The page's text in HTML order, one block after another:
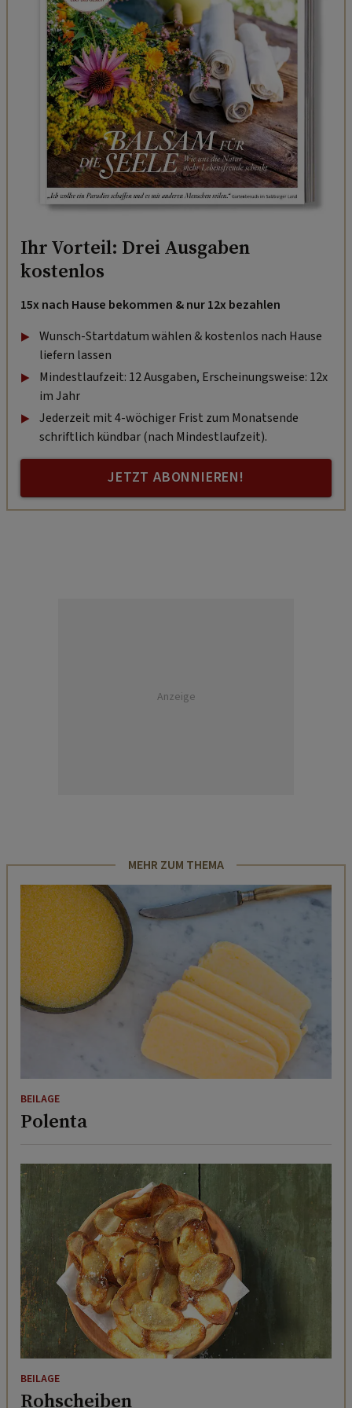
Ihr Vorteil: Drei Ausgaben
kostenlos
15x nach Hause bekommen & nur 12x bezahlen
Wunsch-Startdatum wählen & kostenlos nach Hause
liefern lassen
Mindestlaufzeit: 12 Ausgaben, Erscheinungsweise: 12x
im Jahr
Jederzeit mit 4-wöchiger Frist zum Monatsende
schriftlich kündbar (nach Mindestlaufzeit).
JETZT ABONNIEREN!
Anzeige
MEHR ZUM THEMA
BEILAGE
Polenta
BEILAGE
Rohscheiben